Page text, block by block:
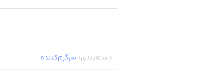
دسته‌بندی: سرگرم‌کننده